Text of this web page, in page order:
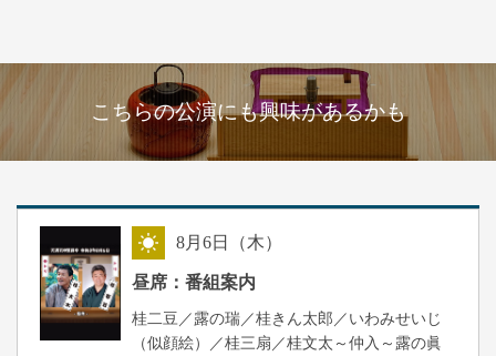
こちらの公演にも興味があるかも
8月6日（木）
昼席：番組案内
桂二豆／露の瑞／桂きん太郎／いわみせいじ
（似顔絵）／桂三扇／桂文太～仲入～露の眞